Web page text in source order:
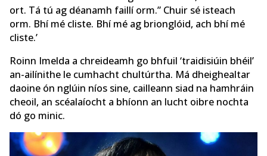
ort. Tá tú ag déanamh faillí orm.” Chuir sé isteach
orm. Bhí mé cliste. Bhí mé ag brionglóid, ach bhí mé
cliste.’
Roinn Imelda a chreideamh go bhfuil ‘traidisiúin bhéil’
an-ailínithe le cumhacht chultúrtha. Má dheighealtar
daoine ón nglúin níos sine, cailleann siad na hamhráin
cheoil, an scéalaíocht a bhíonn an lucht oibre nochta
dó go minic.